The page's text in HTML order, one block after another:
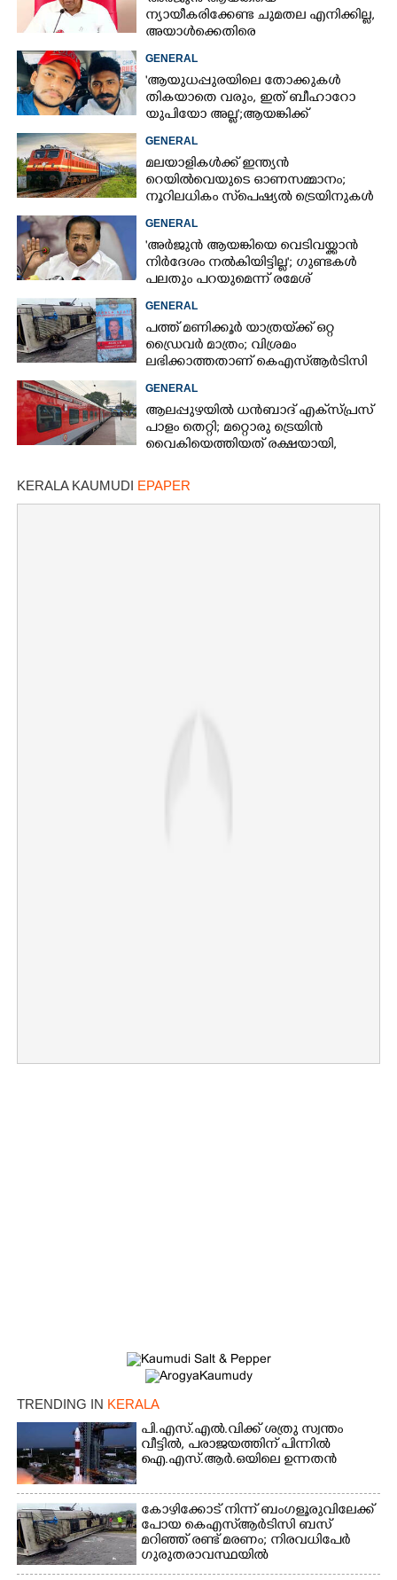
ന്യായീകരിക്കേണ്ട ചുമതല എനിക്കില്ല,
അയാൾക്കെതിരെ
GENERAL
'ആയുധപ്പുരയിലെ തോക്കുകൾ
തികയാതെ വരും, ഇത് ബീഹാറോ
യുപിയോ അല്ല';ആയങ്കിക്ക്
GENERAL
മലയാളികൾക്ക് ഇന്ത്യൻ
റെയിൽവെയുടെ ഓണസമ്മാനം;
നൂറിലധികം സ്‌പെഷ്യൽ ട്രെയിനുകൾ
GENERAL
'അർജുൻ ആയങ്കിയെ വെടിവയ്ക്കാൻ
നിർദേശം നൽകിയിട്ടില്ല'; ഗുണ്ടകൾ
പലതും പറയുമെന്ന് രമേശ്
GENERAL
പത്ത് മണിക്കൂർ യാത്രയ്‌ക്ക് ഒറ്റ
ഡ്രൈവർ മാത്രം; വിശ്രമം
ലഭിക്കാത്തതാണ് കെഎസ്‌ആർടിസി
വിമർശനം
GENERAL
ആലപ്പുഴയിൽ ധൻബാദ് എക്‌സ്പ്രസ്
പാളം തെറ്റി; മറ്റൊരു ട്രെയിൻ
വൈകിയെത്തിയത് രക്ഷയായി,
KERALA KAUMUDI EPAPER
TRENDING IN KERALA
പി.എസ്.എൽ.വിക്ക് ശത്രു സ്വന്തം
വീട്ടിൽ,​ പരാജയത്തിന് പിന്നിൽ
ഐ.എസ്.ആർ.ഒയിലെ ഉന്നതൻ
കോഴിക്കോട് നിന്ന് ബംഗളൂരുവിലേക്ക്
പോയ കെഎസ്‌ആർടിസി ബസ്
മറിഞ്ഞ് രണ്ട് മരണം; നിരവധിപേർ
ഗുരുതരാവസ്ഥയിൽ
×
Share this link
Copy Link